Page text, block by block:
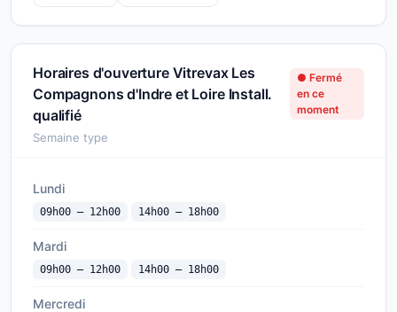
Horaires d'ouverture Vitrevax Les
Compagnons d'Indre et Loire Install.
qualifié
● Fermé
en ce
moment
Semaine type
Lundi
09h00 — 12h00 14h00 — 18h00
Mardi
09h00 — 12h00 14h00 — 18h00
Mercredi